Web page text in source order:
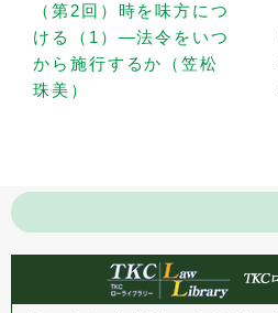
（第2回）時を味方につ
ける（1）—法令をいつ
から施行するか（笠松
珠美）